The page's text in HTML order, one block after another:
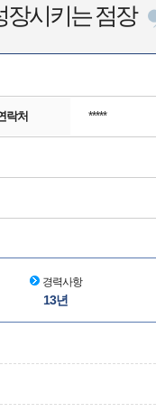
장시키는 점장
락처 *****
경력사항
13년